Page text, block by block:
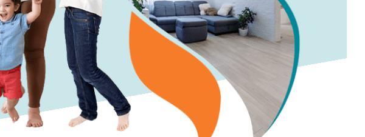
à vous et aux besoins de votre
équipe.
Demander un devis